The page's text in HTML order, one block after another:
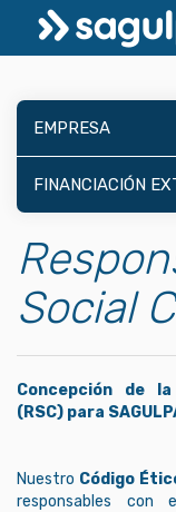
EMPRESA
FINANCIACIÓN
Social
Concepción de
(RSC) para
Nuestro Código
responsables con